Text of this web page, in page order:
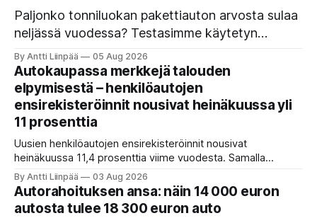
Paljonko tonniluokan pakettiauton arvosta sulaa
neljässä vuodessa? Testasimme käytetyn
Peugeot Expert BlueHDi 145 XL -mallin, jonka
hinta uutena oli 46 500 € ja on nyt vain 16 900
€. Perkaamme auton taustat, varusteet, ajo-
ominaisuudet sekä tyypilliset sudenkuopat
hyötyajoneuvoa etsivälle.
By Antti Liinpää 05 Aug 2026
Autokaupassa merkkejä talouden
elpymisestä – henkilöautojen
ensirekisteröinnit nousivat heinäkuussa yli
11 prosenttia
Uusien henkilöautojen ensirekisteröinnit nousivat
heinäkuussa 11,4 prosenttia viime vuodesta. Samalla
täyssähköautojen vahva asema säilyy, sillä lähes puolet
alkuvuonna rekisteröidyistä henkilöautoista oli
täyssähköisiä.
By Antti Liinpää 03 Aug 2026
Autorahoituksen ansa: näin 14 000 euron
autosta tulee 18 300 euron auto